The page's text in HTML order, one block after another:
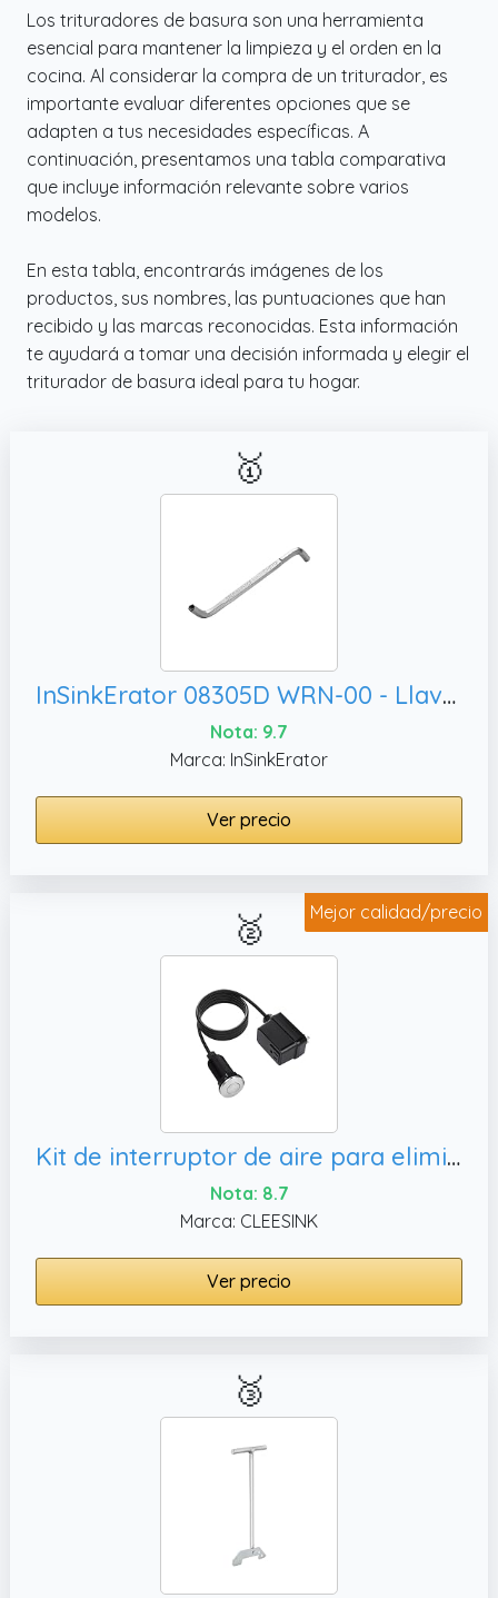
restos de carne, se encarga de todo sin
esfuerzo.
✔️ Tecnología Ultrasilenciosa, Silencio
Placentero: Funciona a solo 27 dB(A)*, similar
al nivel sonoro de una noche tranquila.
Adecuado para usarlo de día o de noche sin
molestar.
✔️ Equipado Con Bloqueo de Seguridad
Presiona dos botones a la vez para asegurar
el panel y evitar que se active
accidentalmente al tocarlo. Se puede
colocar en cualquier lugar con total
seguridad; solo úsalo y despreocúpate si
✔️ Trituración Potente: el sistema de triple
cuchilla Trion: El innovador diseño de triple
cuchilla logra un triturado instantáneo
✔️ El Filtro Lavable Permite Un Uso
Prolongado y Repetido: Aclara y reutiliza el
filtro de carbón activado para restablecer el
hay disponibles filtros de recambio para una
renovación rápida.
Los trituradores de basura son una herramienta
esencial para mantener la limpieza y el orden en la
cocina. Al considerar la compra de un triturador, es
importante evaluar diferentes opciones que se
adapten a tus necesidades específicas. A
continuación, presentamos una tabla comparativa
que incluye información relevante sobre varios
modelos.
En esta tabla, encontrarás imágenes de los
productos, sus nombres, las puntuaciones que han
recibido y las marcas reconocidas. Esta información
te ayudará a tomar una decisión informada y elegir el
triturador de basura ideal para tu hogar.
🥇
InSinkErator 08305D WRN-00 - Llave inglesa, 120 V
Nota: 9.7
Marca: InSinkErator
Ver precio
Mejor calidad/precio
🥈
Kit de interruptor de aire para eliminación de basura, botón largo/2.5" por CLEESINK
Nota: 8.7
Marca: CLEESINK
Ver precio
🥉